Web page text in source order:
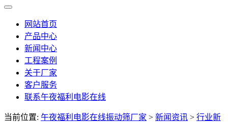
网站首页
产品中心
新闻中心
工程案例
关于厂家
客户服务
联系午夜福利电影在线
当前位置: 午夜福利电影在线振动筛厂家 > 新闻资讯 > 行业新